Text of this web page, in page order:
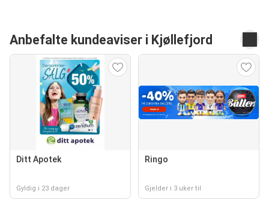
Anbefalte kundeaviser i Kjøllefjord
Ditt Apotek
Gyldig i 23 dager
Ringo
Gjelder i 3 uker til